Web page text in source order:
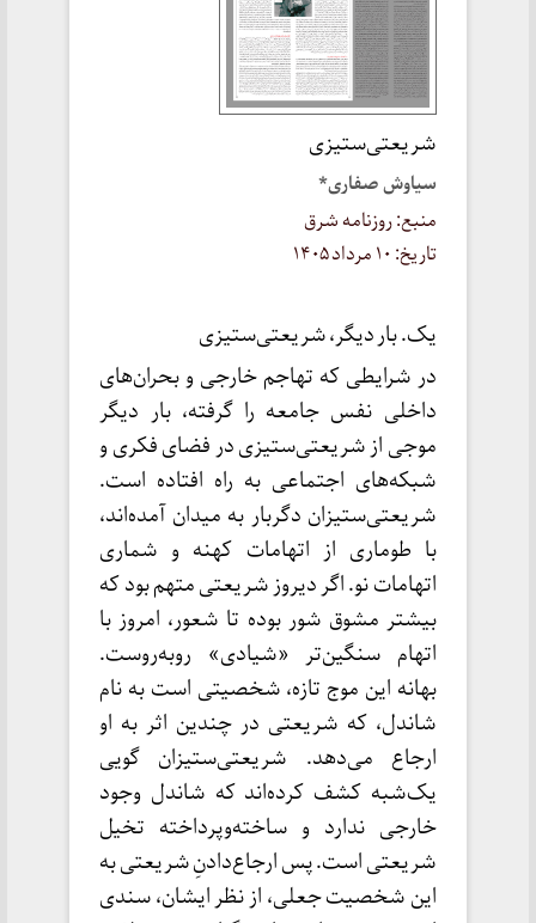
شریعتی‌ستیزی
سیاوش صفاری*
منبع: روزنامه شرق
تاریخ: ۱۰ مرداد ۱۴۰۵
‌یک. بار دیگر، شریعتی‌ستیزی
در شرایطی که تهاجم خارجی و بحران‌های
داخلی نفس جامعه را گرفته، بار دیگر
موجی از شریعتی‌ستیزی در فضای فکری و
شبکه‌های اجتماعی به راه افتاده است.
شریعتی‌ستیزان دگربار به میدان آمده‌اند،
با طوماری از اتهامات کهنه و شماری
اتهامات نو. اگر دیروز شریعتی متهم بود که
بیشتر مشوق شور بوده تا شعور، امروز با
اتهام سنگین‌تر «شیادی» روبه‌روست.
بهانه این موج تازه، شخصیتی است به نام
شاندل، که شریعتی در چندین اثر به او
ارجاع می‌دهد. شریعتی‌ستیزان گویی
یک‌شبه کشف کرده‌اند که شاندل وجود
خارجی ندارد و ساخته‌وپرداخته تخیل
شریعتی است. پس ارجاع‌دادنِ شریعتی به
این شخصیت جعلی، از نظر ایشان، سندی